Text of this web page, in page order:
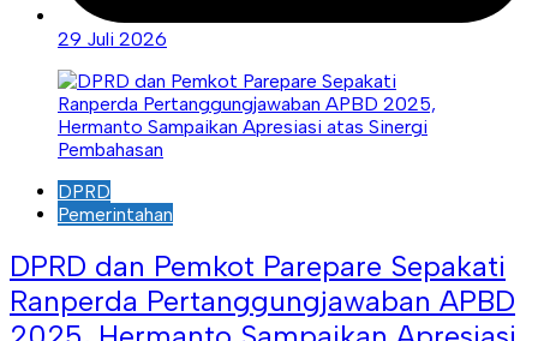
29 Juli 2026
DPRD
Pemerintahan
DPRD dan Pemkot Parepare Sepakati
Ranperda Pertanggungjawaban APBD